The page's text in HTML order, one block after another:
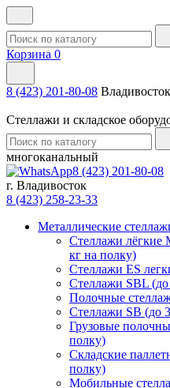
Корзина 0
8 (423) 201-80-08 Владивосток
Стеллажи и складское
многоканальный
8 (423) 201-80-08
г. Владивосток
8 (423) 258-23-33
Металлические
Стеллажи лёгкие
кг на полку)
Стеллажи ES
Стеллажи SBL
Полочные
Стеллажи SB (до
Грузовые
полку)
Складские
полку)
Мобильные